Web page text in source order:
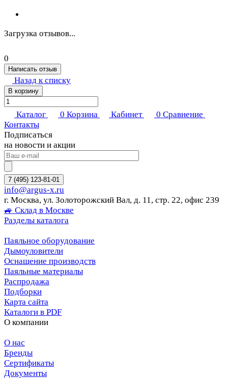
Загрузка отзывов...
0
Написать отзыв
Назад к списку
В корзину
Каталог 0 Корзина Кабинет 0 Сравнение
Контакты
Подписаться
на новости и акции
7 (495) 123-81-01
info@argus-x.ru
г. Москва, ул. Золоторожский Вал, д. 11, стр. 22, офис 239
🚙 Склад в Москве
Разделы каталога
Паяльное оборудование
Дымоуловители
Оснащение производств
Паяльные материалы
Распродажа
Подборки
Карта сайта
Каталоги в PDF
О компании
О нас
Бренды
Сертификаты
Документы